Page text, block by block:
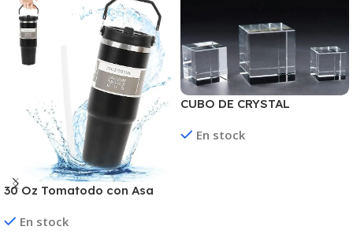
30 Oz Tomatodo con Asa
En stock
CUBO DE CRYSTAL
En stock